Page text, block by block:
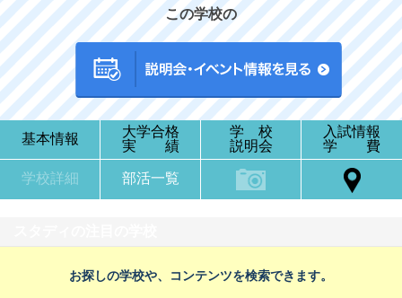
この学校の
基本情報
大学合格
実 績
学 校
説明会
入試情報
学 費
学校詳細 部活一覧
お探しの学校や、コンテンツを検索できます。